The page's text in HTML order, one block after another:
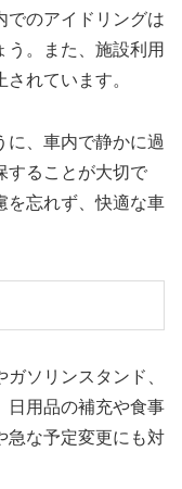
でのアイドリングは
う。また、施設利用
れています。
に、車内で静かに過
することが大切で
を忘れず、快適な車
ソリンスタンド、
日用品の補充や食事
急な予定変更にも対